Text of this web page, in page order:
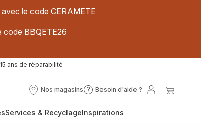
le code CERAMETE
code BBQETE26
ans de réparabilité
Nos magasins
Nos
Besoin d'aide ?
Besoin
?
Mon
Services & RecyclageInspirations